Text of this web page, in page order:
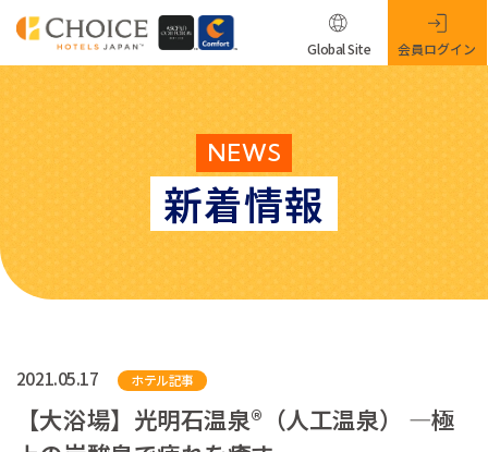
NEWS
新着情報
Global Site 会員ログイン
2021.05.17 ホテル記事
【大浴場】光明石温泉®（人工温泉） ―極